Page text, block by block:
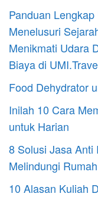
Panduan
Menelusuri
Menikmati Udara
Biaya di
Food Dehydrator
Inilah 10 Cara
untuk Harian
8 Solusi Jasa Anti
Melindungi
10 Alasan Kuliah